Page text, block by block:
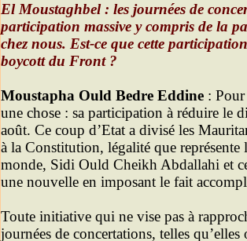
El Moustaghbel : les journées de
participation massive y compris de la
chez nous. Est-ce que cette
boycott du Front ?
Moustapha Ould Bedre Eddine :
une chose : sa participation à réduire le
août. Ce coup d’Etat a divisé les
à la Constitution, légalité que
monde, Sidi Ould Cheikh Abdallahi et
une nouvelle en imposant le fait
Toute initiative qui ne vise pas à
journées de concertations, telles